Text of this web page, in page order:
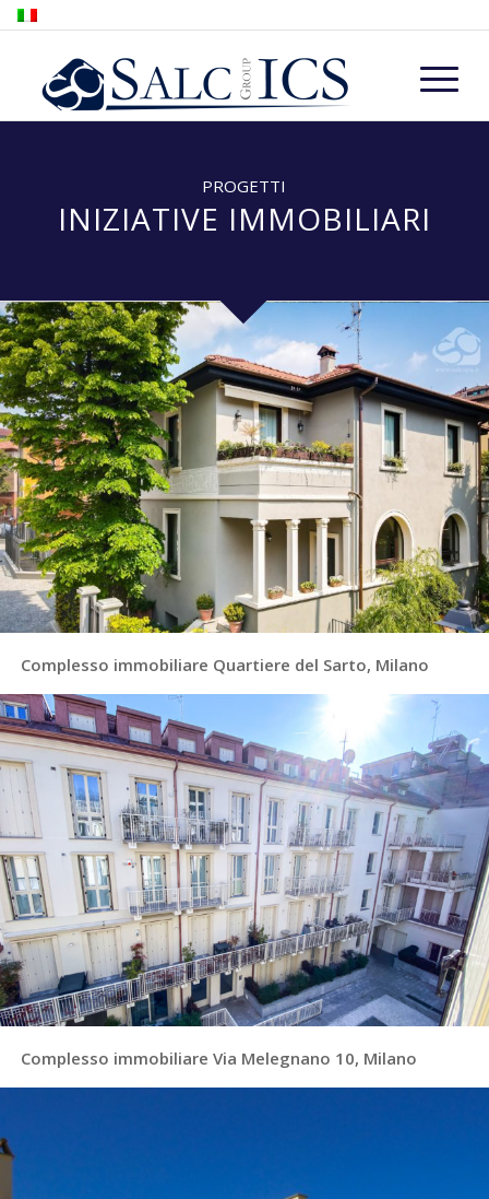
PROGETTI
INIZIATIVE IMMOBILIARI
Complesso immobiliare Quartiere del Sarto, Milano
Complesso immobiliare Via Melegnano 10, Milano